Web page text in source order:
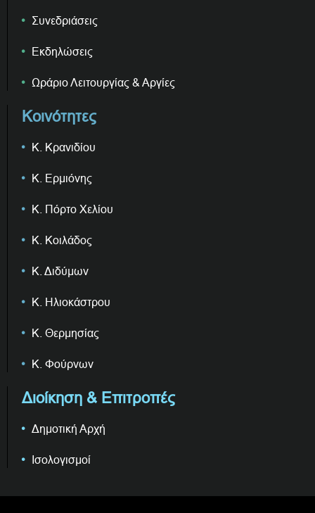
Συνεδριάσεις
Εκδηλώσεις
Ωράριο Λειτουργίας & Αργίες
Κοινότητες
Κ. Κρανιδίου
Κ. Ερμιόνης
Κ. Πόρτο Χελίου
Κ. Κοιλάδος
Κ. Διδύμων
Κ. Ηλιοκάστρου
Κ. Θερμησίας
Κ. Φούρνων
Διοίκηση & Επιτροπές
Δημοτική Αρχή
Ισολογισμοί